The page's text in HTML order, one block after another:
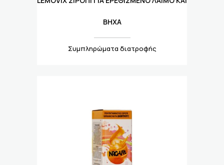
ΒΉΧΑ
Συμπληρώματα διατροφής